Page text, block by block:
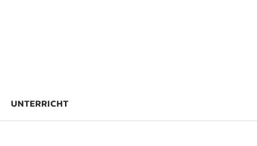
UNTERRICHT